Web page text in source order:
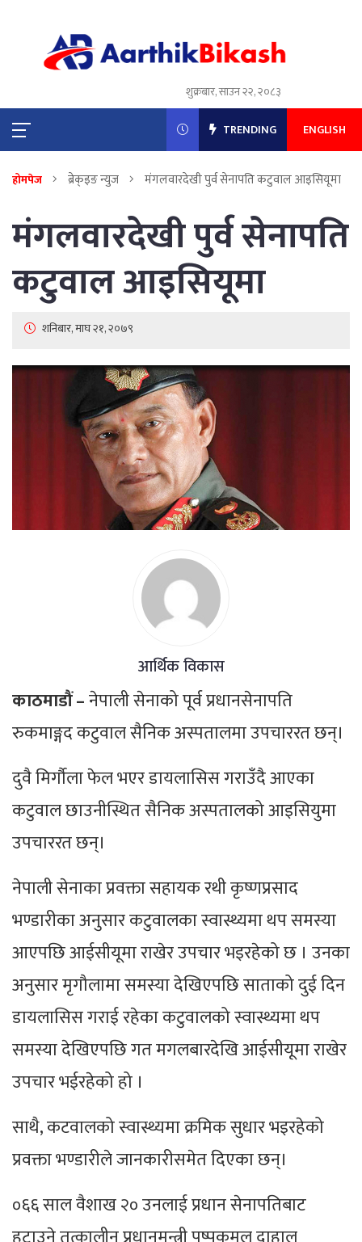
शुक्रबार, साउन २२, २०८३
TRENDING ENGLISH
होमपेज ब्रेक्इङ न्युज मंगलवारदेखी पुर्व सेनापति कटुवाल आइसियूमा
मंगलवारदेखी पुर्व सेनापति
कटुवाल आइसियूमा
शनिबार, माघ २१, २०७९
आर्थिक विकास
काठमाडौं –नेपाली सेनाको पूर्व प्रधानसेनापति
रुकमाङ्गद कटुवाल सैनिक अस्पतालमा उपचाररत छन्।
दुवै मिर्गौला फेल भएर डायलासिस गराउँदै आएका
कटुवाल छाउनीस्थित सैनिक अस्पतालको आइसियुमा
उपचाररत छन्।
नेपाली सेनाका प्रवक्ता सहायक रथी कृष्णप्रसाद
भण्डारीका अनुसार कटुवालका स्वास्थ्यमा थप समस्या
आएपछि आईसीयूमा राखेर उपचार भइरहेको छ । उनका
अनुसार मृगौलामा समस्या देखिएपछि साताको दुई दिन
डायलासिस गराई रहेका कटुवालको स्वास्थ्यमा थप
समस्या देखिएपछि गत म‌गलबारदेखि आईसीयूमा राखेर
उपचार भईरहेको हो ।
साथै, कटवालको स्वास्थ्यमा क्रमिक सुधार भइरहेको
प्रवक्ता भण्डारीले जानकारीसमेत दिएका छन्।
०६६ साल वैशाख २० उनलाई प्रधान सेनापतिबाट